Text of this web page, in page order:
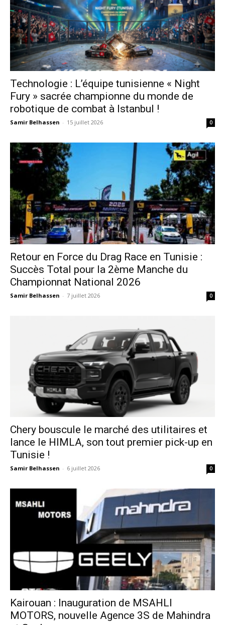
Technologie : L’équipe tunisienne « Night
Fury » sacrée championne du monde de
robotique de combat à Istanbul !
Samir Belhassen - 15 juillet 2026 0
Retour en Force du Drag Race en Tunisie :
Succès Total pour la 2ème Manche du
Championnat National 2026
Samir Belhassen - 7 juillet 2026 0
Chery bouscule le marché des utilitaires et
lance le HIMLA, son tout premier pick-up en
Tunisie !
Samir Belhassen - 6 juillet 2026 0
Kairouan : Inauguration de MSAHLI
MOTORS, nouvelle Agence 3S de Mahindra